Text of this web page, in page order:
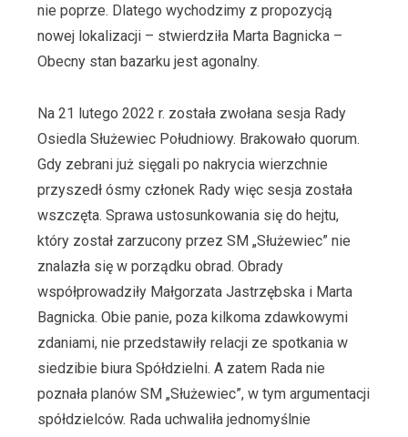
nie poprze. Dlatego wychodzimy z propozycją
nowej lokalizacji – stwierdziła Marta Bagnicka –
Obecny stan bazarku jest agonalny.
Na 21 lutego 2022 r. została zwołana sesja Rady
Osiedla Służewiec Południowy. Brakowało quorum.
Gdy zebrani już sięgali po nakrycia wierzchnie
przyszedł ósmy członek Rady więc sesja została
wszczęta. Sprawa ustosunkowania się do hejtu,
który został zarzucony przez SM „Służewiec” nie
znalazła się w porządku obrad. Obrady
współprowadziły Małgorzata Jastrzębska i Marta
Bagnicka. Obie panie, poza kilkoma zdawkowymi
zdaniami, nie przedstawiły relacji ze spotkania w
siedzibie biura Spółdzielni. A zatem Rada nie
poznała planów SM „Służewiec”, w tym argumentacji
spółdzielców. Rada uchwaliła jednomyślnie